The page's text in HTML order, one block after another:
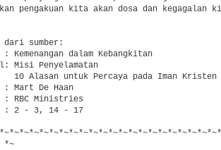
pengakuan kita akan dosa dan kegagalan
dari sumber:
: Kemenangan dalam Kebangkitan
Misi Penyelamatan
10 Alasan untuk Percaya pada Iman Kristen
: Mart De Haan
: RBC Ministries
: 2 - 3, 14 - 17
*~